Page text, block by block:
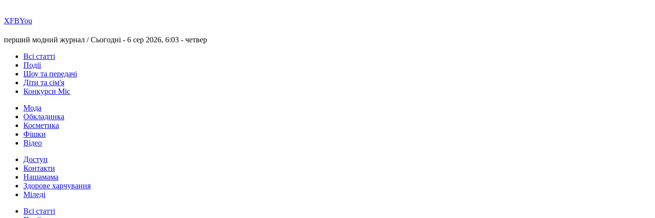
ХFBYou
перший модний журнал /Сьогодні - 6 сер 2026, 6:03 - четвер
Всі статті
Події
Шоу та передачі
Діти та сім'я
Конкурси Міс
Мода
Обкладинка
Косметика
Фішки
Відео
Доступ
Контакти
Нашамама
Здорове харчування
Міледі
Всі статті